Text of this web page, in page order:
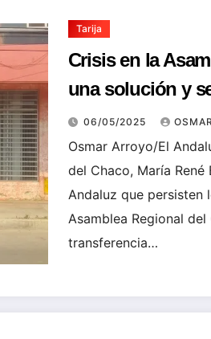
Tarija
Crisis en la
una solución y
de cuatro meses
06/05/2025
Osmar Arroyo/El
del Chaco, María
Andaluz que persisten
Asamblea Regional
transferencia…